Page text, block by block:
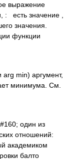
выражение
: есть значение ,
значения.
функции
min) аргумент,
минимума. См.
один из
отношений:
академиком
балто